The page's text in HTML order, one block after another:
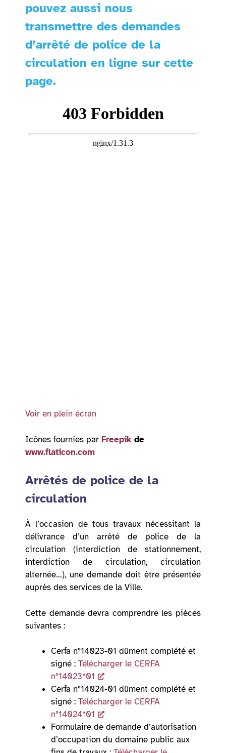
pouvez aussi nous
transmettre des demandes
d’arrêté de police de la
circulation en ligne sur cette
page.
Voir en plein écran
Icônes fournies par Freepik de
www.flaticon.com
Arrêtés de police de la
circulation
À l’occasion de tous travaux nécessitant la
délivrance d’un arrêté de police de la
circulation (interdiction de stationnement,
interdiction de circulation, circulation
alternée…), une demande doit être présentée
auprès des services de la Ville.
Cette demande devra comprendre les pièces
suivantes :
Cerfa n°14023-01 dûment complété et
signé : Télécharger le CERFA
n°14023*01
Cerfa n°14024-01 dûment complété et
signé : Télécharger le CERFA
n°14024*01
Formulaire de demande d’autorisation
d’occupation du domaine public aux